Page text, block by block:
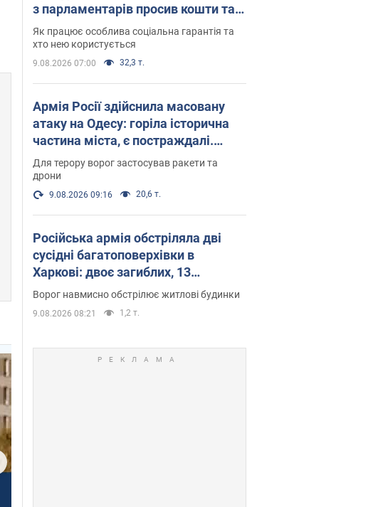
з парламентарів просив кошти та
де поселився
Як працює особлива соціальна гарантія та
хто нею користується
9.08.2026 07:00 32,3 т.
Армія Росії здійснила масовану
атаку на Одесу: горіла історична
частина міста, є постраждалі.
Фото та відео
Для терору ворог застосував ракети та
дрони
9.08.2026 09:16 20,6 т.
Російська армія обстріляла дві
сусідні багатоповерхівки в
Харкові: двоє загиблих, 13
постраждалих
Ворог навмисно обстрілює житлові будинки
9.08.2026 08:21 1,2 т.